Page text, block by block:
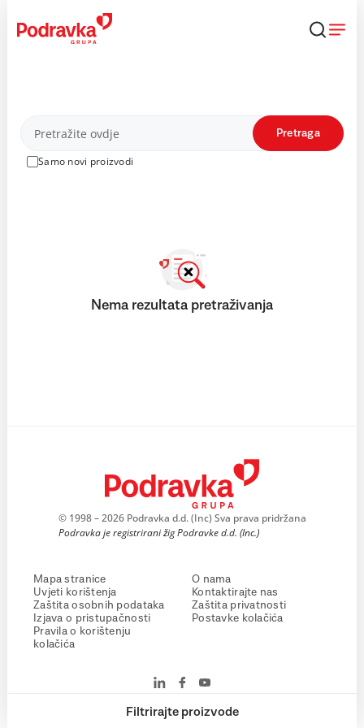
content
Proizvodi
Samo novi proizvodi
Pretraga
Filtrirajte proizvode
Nema rezultata pretraživanja
© 1998 – 2026 Podravka d.d. (Inc) Sva prava pridržana
Podravka je registrirani žig Podravke d.d. (Inc.)
Mapa stranice
Uvjeti korištenja
Zaštita osobnih podataka
Izjava o pristupačnosti
Pravila o korištenju
kolačića
O nama
Kontaktirajte nas
Zaštita privatnosti
Postavke kolačića